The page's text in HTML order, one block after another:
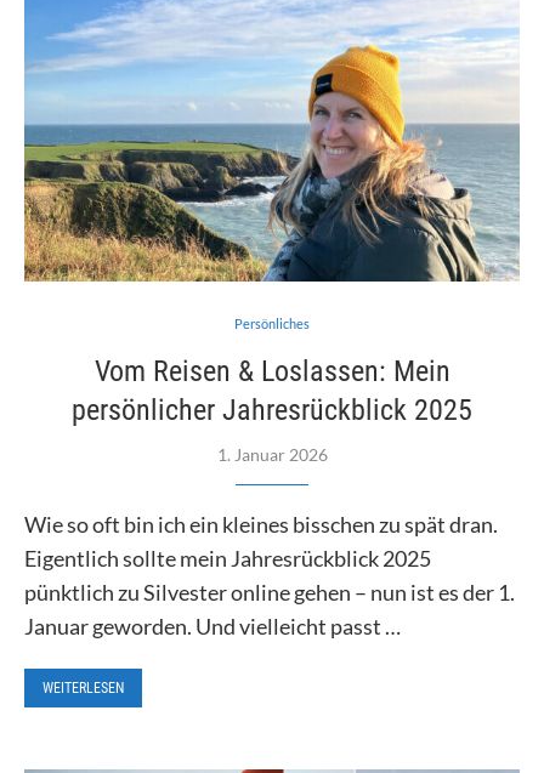
Persönliches
Vom Reisen & Loslassen: Mein
persönlicher Jahresrückblick 2025
1. Januar 2026
Wie so oft bin ich ein kleines bisschen zu spät dran.
Eigentlich sollte mein Jahresrückblick 2025
pünktlich zu Silvester online gehen – nun ist es der 1.
Januar geworden. Und vielleicht passt …
WEITERLESEN